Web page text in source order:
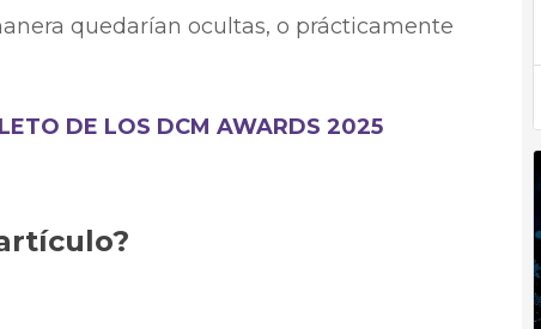
quedarían ocultas, o prácticamente
DE LOS DCM AWARDS 2025